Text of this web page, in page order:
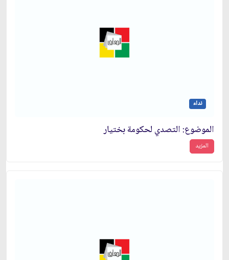
نداء
الموضوع: التصدي لحكومة بختيار
المزيد